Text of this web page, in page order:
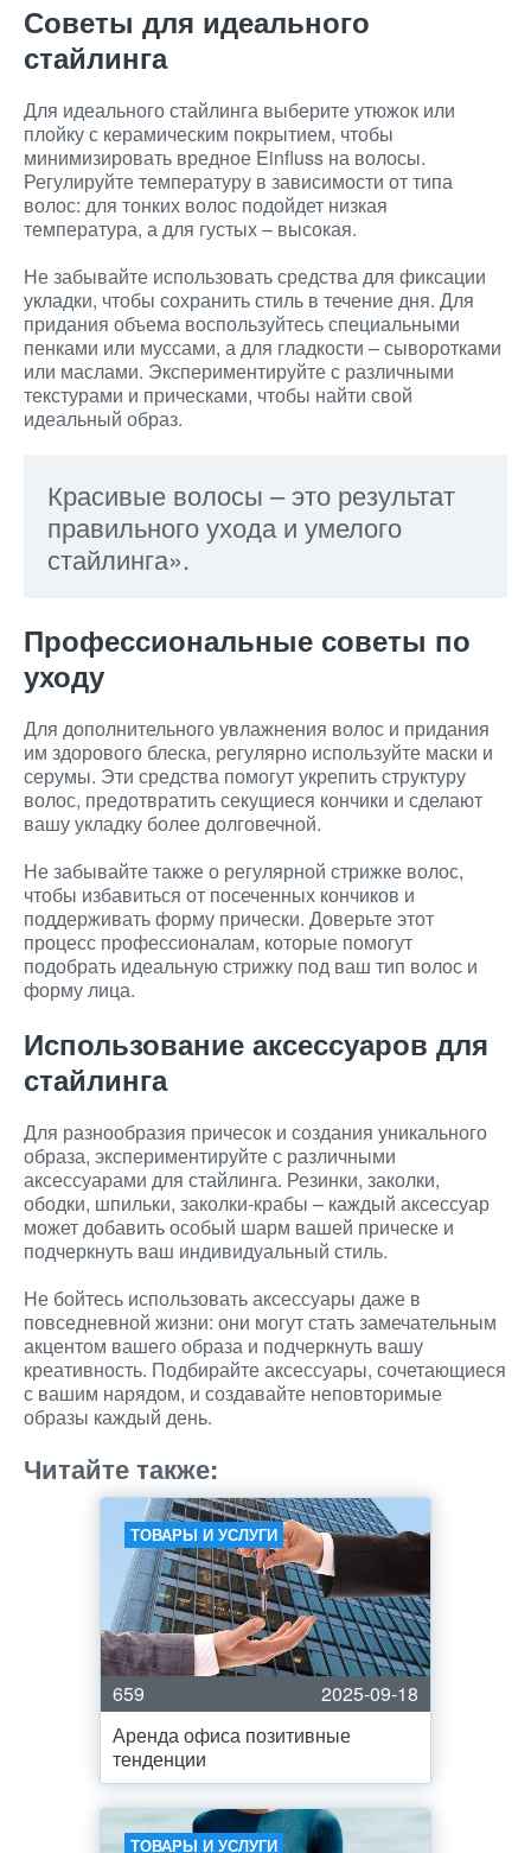
Советы для идеального
стайлинга
Для идеального стайлинга выберите утюжок или
плойку с керамическим покрытием, чтобы
минимизировать вредное Einfluss на волосы.
Регулируйте температуру в зависимости от типа
волос: для тонких волос подойдет низкая
температура, а для густых – высокая.
Не забывайте использовать средства для фиксации
укладки, чтобы сохранить стиль в течение дня. Для
придания объема воспользуйтесь специальными
пенками или муссами, а для гладкости – сыворотками
или маслами. Экспериментируйте с различными
текстурами и прическами, чтобы найти свой
идеальный образ.
Красивые волосы – это результат
правильного ухода и умелого
стайлинга».
Профессиональные советы по
уходу
Для дополнительного увлажнения волос и придания
им здорового блеска, регулярно используйте маски и
серумы. Эти средства помогут укрепить структуру
волос, предотвратить секущиеся кончики и сделают
вашу укладку более долговечной.
Не забывайте также о регулярной стрижке волос,
чтобы избавиться от посеченных кончиков и
поддерживать форму прически. Доверьте этот
процесс профессионалам, которые помогут
подобрать идеальную стрижку под ваш тип волос и
форму лица.
Использование аксессуаров для
стайлинга
Для разнообразия причесок и создания уникального
образа, экспериментируйте с различными
аксессуарами для стайлинга. Резинки, заколки,
ободки, шпильки, заколки-крабы – каждый аксессуар
может добавить особый шарм вашей прическе и
подчеркнуть ваш индивидуальный стиль.
Не бойтесь использовать аксессуары даже в
повседневной жизни: они могут стать замечательным
акцентом вашего образа и подчеркнуть вашу
креативность. Подбирайте аксессуары, сочетающиеся
с вашим нарядом, и создавайте неповторимые
образы каждый день.
Читайте также:
ТОВАРЫ И УСЛУГИ
659
2025-09-18
Аренда офиса позитивные
тенденции
ТОВАРЫ И УСЛУГИ